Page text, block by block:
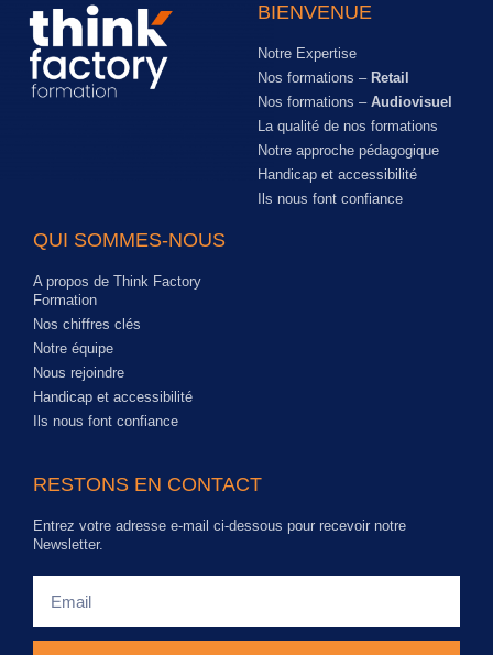
BIENVENUE
Notre Expertise
Nos formations – Retail
Nos formations – Audiovisuel
La qualité de nos formations
Notre approche pédagogique
Handicap et accessibilité
Ils nous font confiance
QUI SOMMES-NOUS
A propos de Think Factory
Formation
Nos chiffres clés
Notre équipe
Nous rejoindre
Handicap et accessibilité
Ils nous font confiance
RESTONS EN CONTACT
Entrez votre adresse e-mail ci-dessous pour recevoir notre
Newsletter.